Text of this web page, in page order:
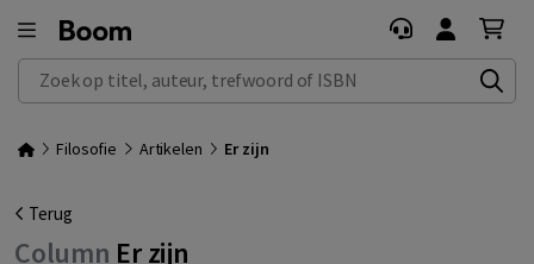
Zoek op titel, auteur, trefwoord of ISBN
Filosofie Artikelen Er zijn
Terug
Column Er zijn